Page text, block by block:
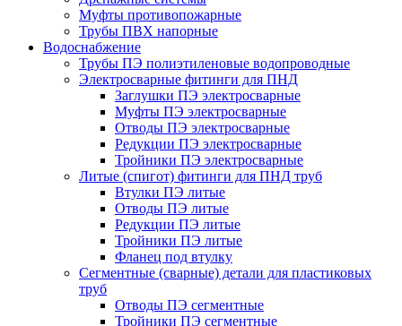
Муфты противопожарные
Трубы ПВХ напорные
Водоснабжение
Трубы ПЭ полиэтиленовые водопроводные
Электросварные фитинги для ПНД
Заглушки ПЭ электросварные
Муфты ПЭ электросварные
Отводы ПЭ электросварные
Редукции ПЭ электросварные
Тройники ПЭ электросварные
Литые (спигот) фитинги для ПНД труб
Втулки ПЭ литые
Отводы ПЭ литые
Редукции ПЭ литые
Тройники ПЭ литые
Фланец под втулку
Сегментные (сварные) детали для пластиковых
труб
Отводы ПЭ сегментные
Тройники ПЭ сегментные